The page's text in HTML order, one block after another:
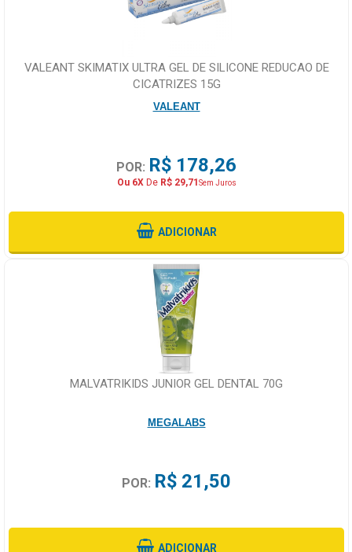
VALEANT SKIMATIX ULTRA GEL DE SILICONE REDUCAO DE
CICATRIZES 15G
VALEANT
POR: R$ 178,26
Ou 6XDe R$ 29,71Sem Juros
ADICIONAR
MALVATRIKIDS JUNIOR GEL DENTAL 70G
MEGALABS
POR: R$ 21,50
ADICIONAR